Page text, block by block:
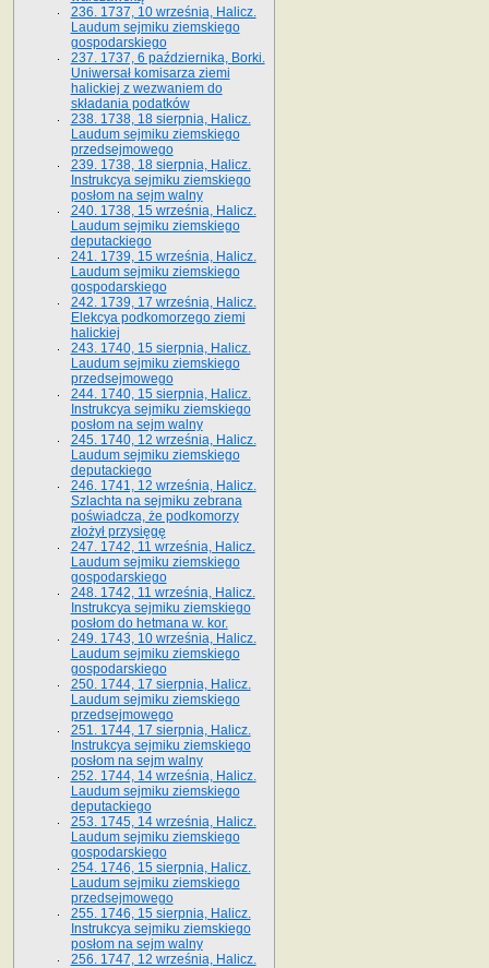
236. 1737, 10 września, Halicz.
Laudum sejmiku ziemskiego
gospodarskiego
237. 1737, 6 października, Borki.
Uniwersał komisarza ziemi
halickiej z wezwaniem do
składania podatków
238. 1738, 18 sierpnia, Halicz.
Laudum sejmiku ziemskiego
przedsejmowego
239. 1738, 18 sierpnia, Halicz.
Instrukcya sejmiku ziemskiego
posłom na sejm walny
240. 1738, 15 września, Halicz.
Laudum sejmiku ziemskiego
deputackiego
241. 1739, 15 września, Halicz.
Laudum sejmiku ziemskiego
gospodarskiego
242. 1739, 17 września, Halicz.
Elekcya podkomorzego ziemi
halickiej
243. 1740, 15 sierpnia, Halicz.
Laudum sejmiku ziemskiego
przedsejmowego
244. 1740, 15 sierpnia, Halicz.
Instrukcya sejmiku ziemskiego
posłom na sejm walny
245. 1740, 12 września, Halicz.
Laudum sejmiku ziemskiego
deputackiego
246. 1741, 12 września, Halicz.
Szlachta na sejmiku zebrana
poświadcza, że podkomorzy
złożył przysięgę
247. 1742, 11 września, Halicz.
Laudum sejmiku ziemskiego
gospodarskiego
248. 1742, 11 września, Halicz.
Instrukcya sejmiku ziemskiego
posłom do hetmana w. kor.
249. 1743, 10 września, Halicz.
Laudum sejmiku ziemskiego
gospodarskiego
250. 1744, 17 sierpnia, Halicz.
Laudum sejmiku ziemskiego
przedsejmowego
251. 1744, 17 sierpnia, Halicz.
Instrukcya sejmiku ziemskiego
posłom na sejm walny
252. 1744, 14 września, Halicz.
Laudum sejmiku ziemskiego
deputackiego
253. 1745, 14 września, Halicz.
Laudum sejmiku ziemskiego
gospodarskiego
254. 1746, 15 sierpnia, Halicz.
Laudum sejmiku ziemskiego
przedsejmowego
255. 1746, 15 sierpnia, Halicz.
Instrukcya sejmiku ziemskiego
posłom na sejm walny
256. 1747, 12 września, Halicz.